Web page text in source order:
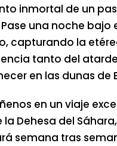
inmortal de un
una noche bajo
capturando la
tanto del
en las dunas de
en un viaje
la Dehesa del
semana tras